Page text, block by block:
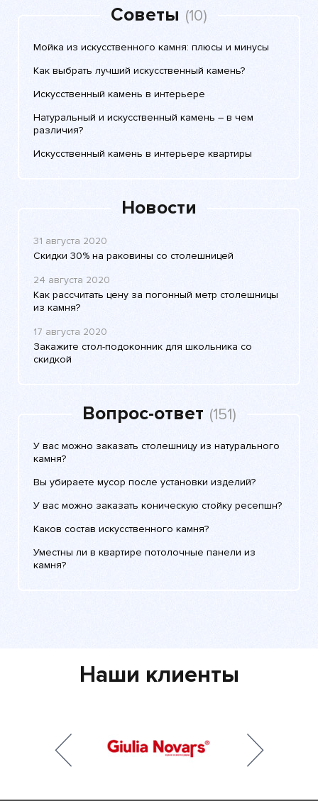
Советы (10)
Мойка из искусственного камня: плюсы и минусы
Как выбрать лучший искусственный камень?
Искусственный камень в интерьере
Натуральный и искусственный камень – в чем
различия?
Искусственный камень в интерьере квартиры
Новости
31 августа 2020
Скидки 30% на раковины со столешницей
24 августа 2020
Как рассчитать цену за погонный метр столешницы
из камня?
17 августа 2020
Закажите стол-подоконник для школьника со
скидкой
Вопрос-ответ (151)
У вас можно заказать столешницу из натурального
камня?
Вы убираете мусор после установки изделий?
У вас можно заказать коническую стойку ресепшн?
Каков состав искусственного камня?
Уместны ли в квартире потолочные панели из
камня?
Наши клиенты